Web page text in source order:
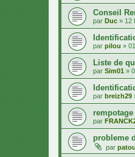
Conseil
par Duc » 12
par pilou »
Liste de
par Sim01 »
par breizh29
par
probleme
par